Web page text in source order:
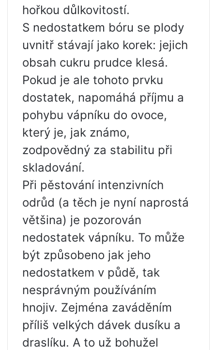
hořkou důlkovitostí.
S nedostatkem bóru se plody
uvnitř stávají jako korek: jejich
obsah cukru prudce klesá.
Pokud je ale tohoto prvku
dostatek, napomáhá příjmu a
pohybu vápníku do ovoce,
který je, jak známo,
zodpovědný za stabilitu při
skladování.
Při pěstování intenzivních
odrůd (a těch je nyní naprostá
většina) je pozorován
nedostatek vápníku. To může
být způsobeno jak jeho
nedostatkem v půdě, tak
nesprávným používáním
hnojiv. Zejména zaváděním
příliš velkých dávek dusíku a
draslíku. A to už bohužel